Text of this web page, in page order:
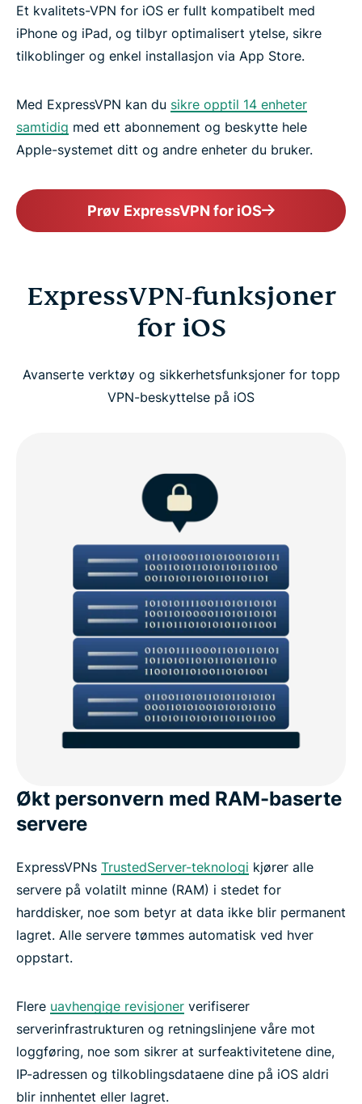
Et kvalitets-VPN for iOS er fullt kompatibelt med
iPhone og iPad, og tilbyr optimalisert ytelse, sikre
tilkoblinger og enkel installasjon via App Store.
Med ExpressVPN kan du sikre opptil 14 enheter
samtidig med ett abonnement og beskytte hele
Apple-systemet ditt og andre enheter du bruker.
Prøv ExpressVPN for iOS
ExpressVPN-funksjoner
for iOS
Avanserte verktøy og sikkerhetsfunksjoner for topp
VPN-beskyttelse på iOS
Økt personvern med RAM-baserte
servere
ExpressVPNs TrustedServer-teknologi kjører alle
servere på volatilt minne (RAM) i stedet for
harddisker, noe som betyr at data ikke blir permanent
lagret. Alle servere tømmes automatisk ved hver
oppstart.
Flere uavhengige revisjoner verifiserer
serverinfrastrukturen og retningslinjene våre mot
loggføring, noe som sikrer at surfeaktivitetene dine,
IP-adressen og tilkoblingsdataene dine på iOS aldri
blir innhentet eller lagret.